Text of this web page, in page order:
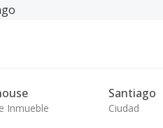
Inmueble
Santiago
Ciudad